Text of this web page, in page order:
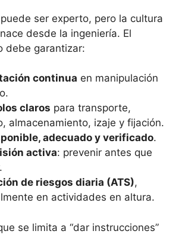
ser experto, pero la cultura
desde la ingeniería. El
debe garantizar:
continua en manipulación
claros para transporte,
almacenamiento, izaje y fijación.
adecuado y verificado.
activa: prevenir antes que
de riesgos diaria (ATS),
en actividades en altura.
se limita a “dar instrucciones”